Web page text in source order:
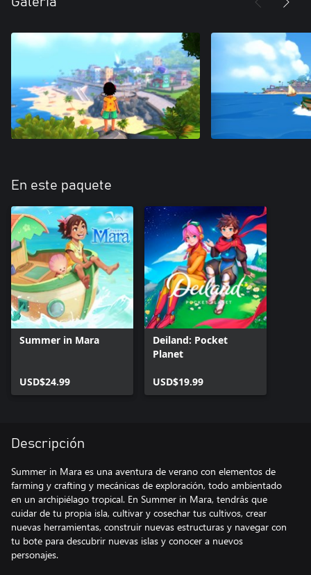
En este paquete
Summer in Mara
USD$24.99
Deiland: Pocket
Planet
USD$19.99
Descripción
Summer in Mara es una aventura de verano con elementos de
farming y crafting y mecánicas de exploración, todo ambientado
en un archipiélago tropical. En Summer in Mara, tendrás que
cuidar de tu propia isla, cultivar y cosechar tus cultivos, crear
nuevas herramientas, construir nuevas estructuras y navegar con
tu bote para descubrir nuevas islas y conocer a nuevos
personajes.